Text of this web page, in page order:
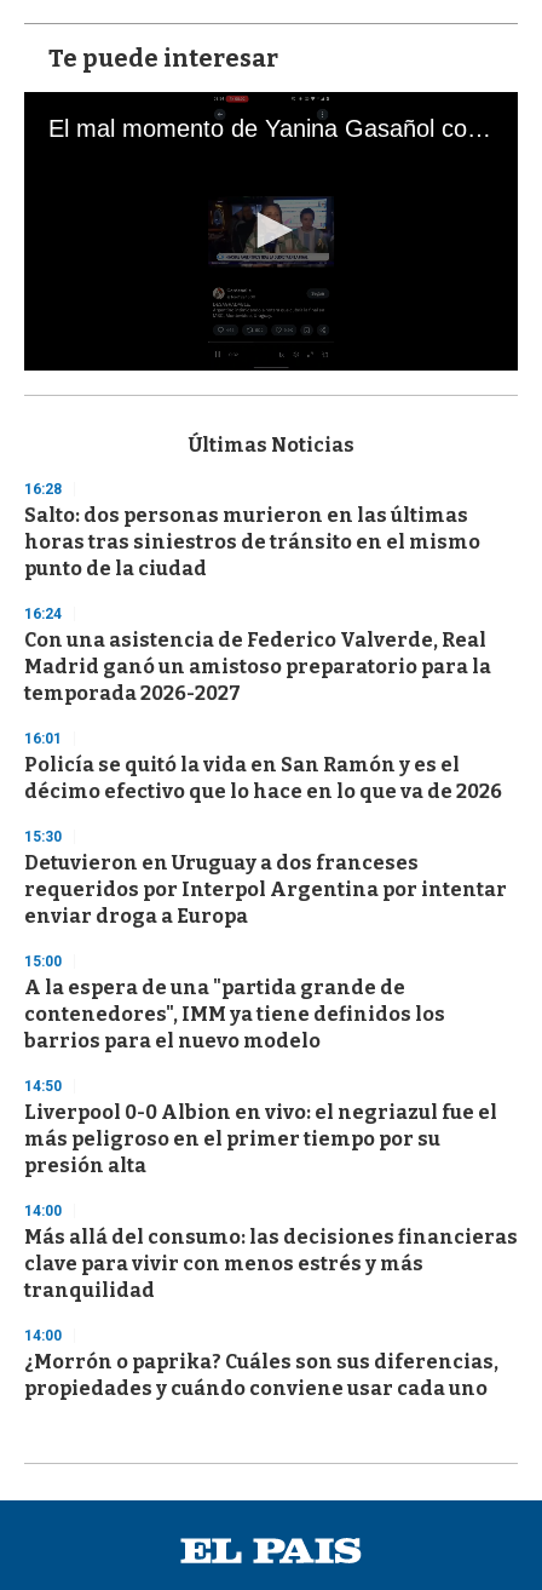
Te puede interesar
El mal momento de Yanina Gasañol con un hincha argentino en "Subrayado"
s
d
s
o
f
3
s
e
c
o
n
Últimas Noticias
16:28
Salto: dos personas murieron en las últimas
horas tras siniestros de tránsito en el mismo
punto de la ciudad
16:24
Con una asistencia de Federico Valverde, Real
Madrid ganó un amistoso preparatorio para la
temporada 2026-2027
16:01
Policía se quitó la vida en San Ramón y es el
décimo efectivo que lo hace en lo que va de 2026
15:30
Detuvieron en Uruguay a dos franceses
requeridos por Interpol Argentina por intentar
enviar droga a Europa
15:00
A la espera de una "partida grande de
contenedores", IMM ya tiene definidos los
barrios para el nuevo modelo
14:50
Liverpool 0-0 Albion en vivo: el negriazul fue el
más peligroso en el primer tiempo por su
presión alta
14:00
Más allá del consumo: las decisiones financieras
clave para vivir con menos estrés y más
tranquilidad
14:00
¿Morrón o paprika? Cuáles son sus diferencias,
propiedades y cuándo conviene usar cada uno